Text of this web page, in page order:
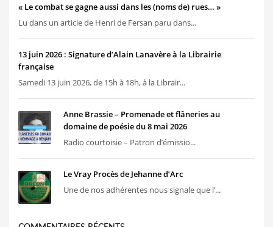
« Le combat se gagne aussi dans les (noms de) rues… »
Lu dans un article de Henri de Fersan paru dans...
13 juin 2026 : Signature d’Alain Lanavère à la Librairie
française
Samedi 13 juin 2026, de 15h à 18h, à la Librair...
Anne Brassie – Promenade et flâneries au
domaine de poésie du 8 mai 2026
Radio courtoisie – Patron d’émissio...
Le Vray Procès de Jehanne d’Arc
Une de nos adhérentes nous signale que l’...